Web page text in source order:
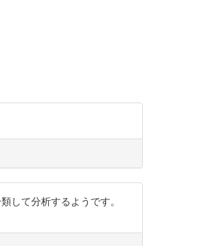
して分析するようです。